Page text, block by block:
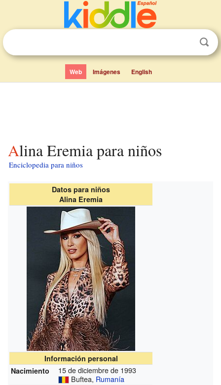
Web Imágenes English
Alina Eremia para niños
Enciclopedia para niños
Datos para niños
Alina Eremia
Información personal
Nacimiento
15 de diciembre de 1993
Buftea, Rumanía